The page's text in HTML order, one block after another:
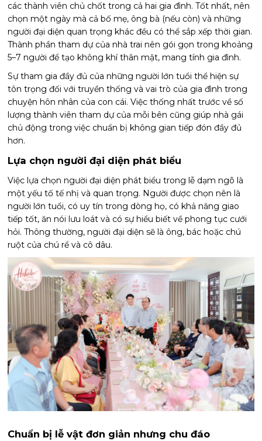
các thành viên chủ chốt trong cả hai gia đình. Tốt nhất, nên
chọn một ngày mà cả bố mẹ, ông bà (nếu còn) và những
người đại diện quan trọng khác đều có thể sắp xếp thời gian.
Thành phần tham dự của nhà trai nên gói gọn trong khoảng
5–7 người để tạo không khí thân mật, mang tính gia đình.
Sự tham gia đầy đủ của những người lớn tuổi thể hiện sự
tôn trọng đối với truyền thống và vai trò của gia đình trong
chuyện hôn nhân của con cái. Việc thống nhất trước về số
lượng thành viên tham dự của mỗi bên cũng giúp nhà gái
chủ động trong việc chuẩn bị không gian tiếp đón đầy đủ
hơn.
Lựa chọn người đại diện phát biểu
Việc lựa chọn người đại diện phát biểu trong lễ dạm ngõ là
một yếu tố tế nhị và quan trọng. Người được chọn nên là
người lớn tuổi, có uy tín trong dòng họ, có khả năng giao
tiếp tốt, ăn nói lưu loát và có sự hiểu biết về phong tục cưới
hỏi. Thông thường, người đại diện sẽ là ông, bác hoặc chú
ruột của chú rể và cô dâu.
Chuẩn bị lễ vật đơn giản nhưng chu đáo